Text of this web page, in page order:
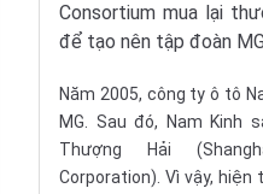
Consortium mua lại
để tạo nên tập đoàn
Năm 2005, công ty ô tô
MG. Sau đó, Nam Kinh
Thượng Hải
Corporation). Vì vậy,